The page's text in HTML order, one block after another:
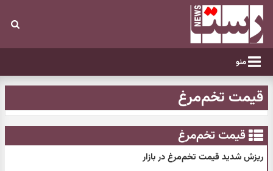
منو
قیمت تخم‌مرغ
قیمت تخم‌مرغ
ریزش شدید قیمت تخم‌مرغ در بازار